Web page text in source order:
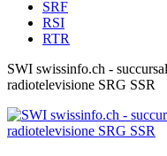
SRF
RSI
RTR
SWI swissinfo.ch -
radiotelevisione SRG SSR